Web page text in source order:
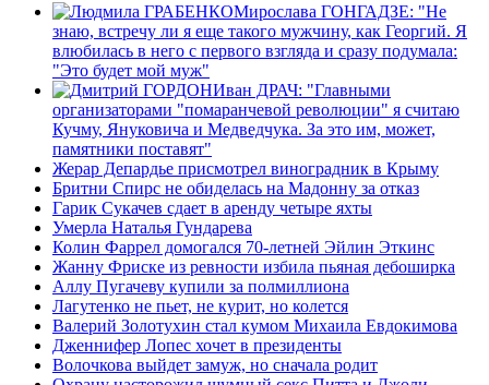
Мирослава ГОНГАДЗЕ: "Не
знаю, встречу ли я еще такого мужчину, как Георгий. Я
влюбилась в него с первого взгляда и сразу подумала:
"Это будет мой муж"
Иван ДРАЧ: "Главными
организаторами "помаранчевой революции" я считаю
Кучму, Януковича и Медведчука. За это им, может,
памятники поставят"
Жерар Депардье присмотрел виноградник в Крыму
Бритни Спирс не обиделась на Мадонну за отказ
Гарик Сукачев сдает в аренду четыре яхты
Умерла Наталья Гундарева
Колин Фаррел домогался 70-летней Эйлин Эткинс
Жанну Фриске из ревности избила пьяная дебоширка
Аллу Пугачеву купили за полмиллиона
Лагутенко не пьет, не курит, но колется
Валерий Золотухин стал кумом Михаила Евдокимова
Дженнифер Лопес хочет в президенты
Волочкова выйдет замуж, но сначала родит